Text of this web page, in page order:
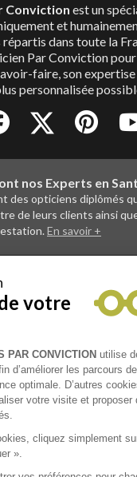
Conviction est un
et
dans toute la
Par Conviction
faire, son
personnalisée
nos Experts en
des opticiens diplômés
de leurs clients ainsi
En savoir +
un professionnel
nous
Alliance Optic, la
des
votre
PAR CONVICTION utilise
d’améliorer les parcours
optimale. D’autres
votre visite et proposer
cliquez simplement
».